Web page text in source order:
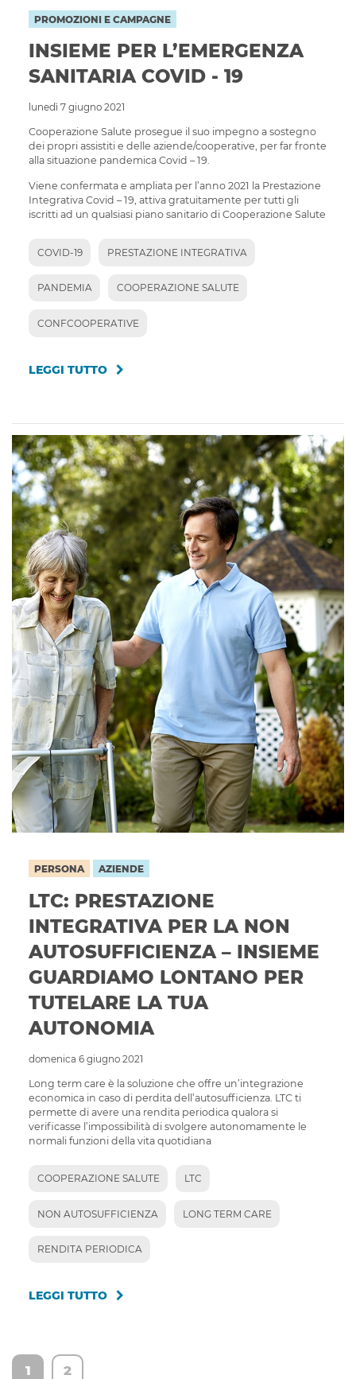
PROMOZIONI E CAMPAGNE
INSIEME PER L’EMERGENZA
SANITARIA COVID - 19
lunedì 7 giugno 2021
Cooperazione Salute prosegue il suo impegno a sostegno
dei propri assistiti e delle aziende/cooperative, per far fronte
alla situazione pandemica Covid – 19.
Viene confermata e ampliata per l’anno 2021 la Prestazione
Integrativa Covid – 19, attiva gratuitamente per tutti gli
iscritti ad un qualsiasi piano sanitario di Cooperazione Salute
COVID-19 PRESTAZIONE INTEGRATIVA
PANDEMIA COOPERAZIONE SALUTE
CONFCOOPERATIVE
LEGGI TUTTO
PERSONA AZIENDE
LTC: PRESTAZIONE
INTEGRATIVA PER LA NON
AUTOSUFFICIENZA – INSIEME
GUARDIAMO LONTANO PER
TUTELARE LA TUA
AUTONOMIA
domenica 6 giugno 2021
Long term care è la soluzione che offre un’integrazione
economica in caso di perdita dell’autosufficienza. LTC ti
permette di avere una rendita periodica qualora si
verificasse l’impossibilità di svolgere autonomamente le
normali funzioni della vita quotidiana
COOPERAZIONE SALUTE LTC
NON AUTOSUFFICIENZA LONG TERM CARE
RENDITA PERIODICA
LEGGI TUTTO
1 2